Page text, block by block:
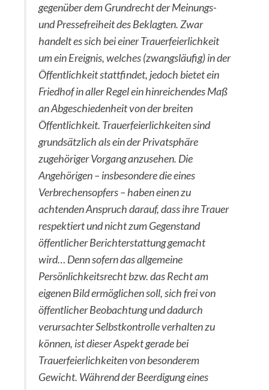
gegenüber dem Grundrecht der Meinungs-
und Pressefreiheit des Beklagten. Zwar
handelt es sich bei einer Trauerfeierlichkeit
um ein Ereignis, welches (zwangsläufig) in der
Öffentlichkeit stattfindet, jedoch bietet ein
Friedhof in aller Regel ein hinreichendes Maß
an Abgeschiedenheit von der breiten
Öffentlichkeit. Trauerfeierlichkeiten sind
grundsätzlich als ein der Privatsphäre
zugehöriger Vorgang anzusehen. Die
Angehörigen – insbesondere die eines
Verbrechensopfers – haben einen zu
achtenden Anspruch darauf, dass ihre Trauer
respektiert und nicht zum Gegenstand
öffentlicher Berichterstattung gemacht
wird… Denn sofern das allgemeine
Persönlichkeitsrecht bzw. das Recht am
eigenen Bild ermöglichen soll, sich frei von
öffentlicher Beobachtung und dadurch
verursachter Selbstkontrolle verhalten zu
können, ist dieser Aspekt gerade bei
Trauerfeierlichkeiten von besonderem
Gewicht. Während der Beerdigung eines